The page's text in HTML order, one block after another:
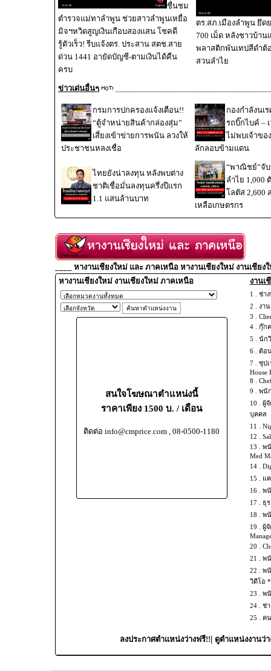
ชื่นชม
ตำรวจแม่ทาลำพูน ช่วยสาวลำพูนเหยื่อ
มิจฯหวิดสูญเงินเกือบสองแสน โชคดี
รู้ตัวเร็ว! รีบแจ้งตร. ประสาน สตช.สาย
ด่วน 1441 อายัดบัญชี-ตามเงินได้คืน
ครบ
ตร.สภ.เมืองลำพูน ยึด
700 เม็ด หลังชาวบ้าน
พลาสติกพันเทปสีดำต้
สวนลำไย
ข่าวเด่นอื่นๆ
กรมการปกครองแจ้งเตือน!!
“ตู้จำหน่ายสินค้ากล่องสุ่ม”
เสี่ยงเข้าข่ายการพนัน ลวงให้
ประชาชนหลงเชื่อ
กองกำลังนเ
รถบิ๊กไบค์ –
ไม่พบเจ้าขอ
ลักลอบข้ามแดน
ไทยยังน่าลงทุน หลังพบต่าง
ชาติเชื่อมั่นลงทุนครึ่งปีแรก
1.1 แสนล้านบาท
“พาณิชย์”จั
ลำไย 1,000
โลตัส 2,600
เหลือเกษตรกร
____ หางานเชียงใหม่ และ ภาคเหนือ หางานเชียงใหม่ งานเชียง
หางานเชียงใหม่ งานเชียงใหม่ ภาคเหนือ
สนใจโฆษณาตำแหน่งนี้
ราคาเพียง 1500 บ. / เดือน
ติดต่อ info@cmprice.com , 08-0500-1180
งานเ
1 . ช่า
2 . งา
3 .
4 . กุ๊ก
5 . นัก
6 . ต้อ
7 . ซุป
House
8 .
9 . พนั
10 . ผู้
บุคคล
11 .
12 .
13 . พ
Med
14 .
15 .
แ
16 . พ
17 .
ธุ
18 . พ
19 . ผู้
20 .
21 . พ
22 . พ
วิดีโอ
23 . พ
24 . ช่
25 .
ค
ลงประกาศตำแหน่งว่างฟรี!!| ดูตำแหน่งงานว่